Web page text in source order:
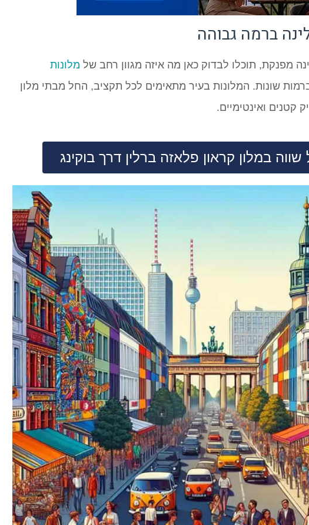
ברמה גבוהה
מפנקת, תוכלו לבדוק כאן מה איזה מגוון רחב של מלונות
שונות. המלונות בעיר מתאימים לכל תקציב, החל מבתי מלון
קטנים ואינטימיים.
במלון קראון פלאזה ברלין דרך בוקינג